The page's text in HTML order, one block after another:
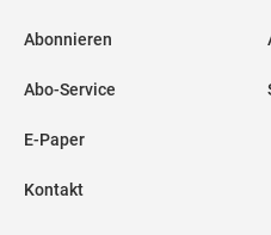
Abonnieren
Abo-Service
E-Paper
Kontakt